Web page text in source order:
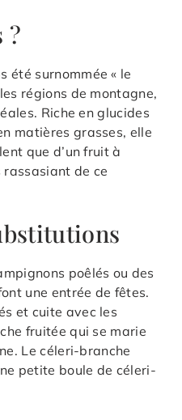
?
été surnommée « le
régions de montagne,
Riche en glucides
matières grasses, elle
que d’un fruit à
de ce
poêlés ou des
une entrée de fêtes.
et cuite avec les
fruitée qui se marie
Le céleri-branche
petite boule de céleri-